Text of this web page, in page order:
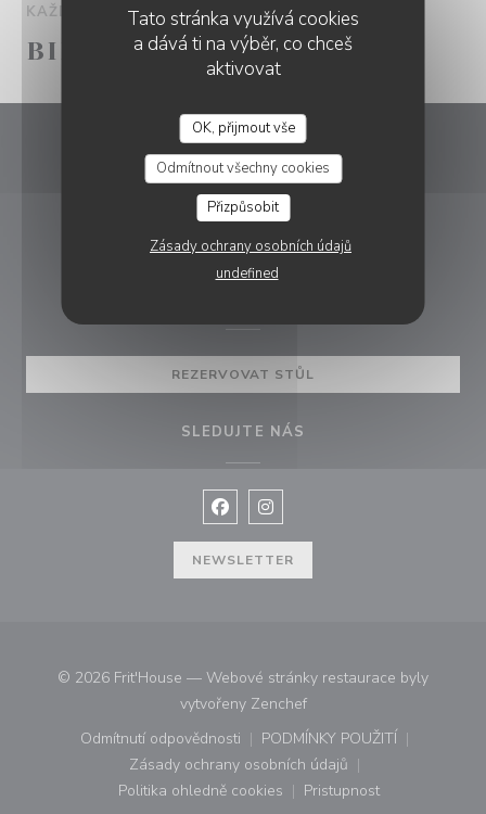
Tato stránka využívá cookies
a dává ti na výběr, co chceš
aktivovat
OK, přijmout vše
Odmítnout všechny cookies
Přizpůsobit
Zásady ochrany osobních údajů
undefined
KAŽDÝ PONDĚLÍ OD 00H00 DO 00H00
BIÈRE DU MOMENT
Frit'House
2 Rue Jean Monnet 59170 Croix
03 20 73 85 38
REZERVOVAT STŮL
SLEDUJTE NÁS
Facebook ((otevře se v novém
Instagram ((otevře se v
NEWSLETTER
© 2026 Frit'House — Webové stránky restaurace byly
vytvořeny Zenchef((otevře se v novém okně))
Odmítnutí odpovědnosti
((otevře se v novém okně))
PODMÍNKY POUŽITÍ
((otevře se v novém
Zásady ochrany osobních údajů
((otevře se v novém okně))
Politika ohledně cookies
((otevře se v novém okně))
Pristupnost
((otevře se v novém
FRIT'HOUSE